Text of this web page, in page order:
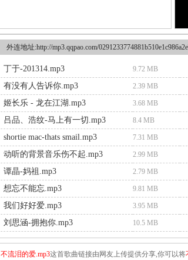
外连地址:http://mp3.qqpao.com/
丁于-201314.mp3 9.72 MB
有没有人告诉你.mp3 2.39 MB
姬长乐 - 龙在江湖.mp3 3.68 MB
吕品、浩纹-马上有一切.mp3 8.4 MB
shortie mac-thats smail.mp3 7.31 MB
动听的背景音乐伤不起.mp3 2.99 MB
谭晶-妈祖.mp3 2.79 MB
想忘不能忘.mp3 9.81 MB
我们好好爱.mp3 3.95 MB
刘思涵-拥抱你.mp3 10.5 MB
不流泪的爱.mp3这首歌曲链接由网友上传提供分享,你可以将